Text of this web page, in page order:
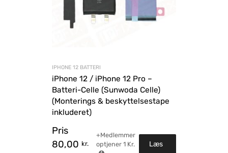
IPHONE 12 BATTERI
iPhone 12 / iPhone 12 Pro –
Batteri-Celle (Sunwoda Celle)
(Monterings & beskyttelsestape
inkluderet)
Pris
80,00 kr.
+Medlemmer
optjener1 Kr. Læs